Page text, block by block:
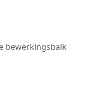
bewerkingsbalk